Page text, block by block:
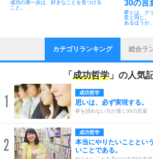
成功の第一歩は、好きなことを見つける
こと。
30の言
夢とは、ク
星と同じ。
あるほうが
カテゴリランキング 総合ラ
「 成功哲学 」の人気
1 成功哲学
思いは、必ず実現する。
夢を諦めない力が湧く30の言葉
2
成功哲学
本当にやりたいこととい
いことである。